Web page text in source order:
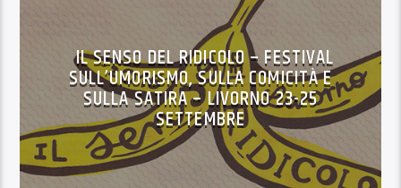
IL SENSO DEL RIDICOLO – FESTIVAL
SULL’UMORISMO, SULLA COMICITÀ E
SULLA SATIRA – LIVORNO 23-25
SETTEMBRE